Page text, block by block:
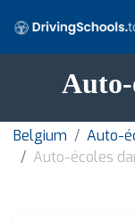
Auto-
Belgium
Auto-
Auto-écoles